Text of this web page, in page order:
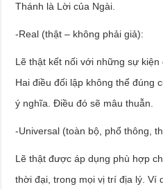
Thánh là Lời của Ngài.
-Real (thật – không phải giả):
Lẽ thật kết nối với những sự
Hai điều đối lập không thể đúng
ý nghĩa. Điều đó sẽ mâu thuẫn.
-Universal (toàn bộ, phổ thông,
Lẽ thật được áp dụng phù hợp
thời đại, trong mọi vị trí địa lý. Ví